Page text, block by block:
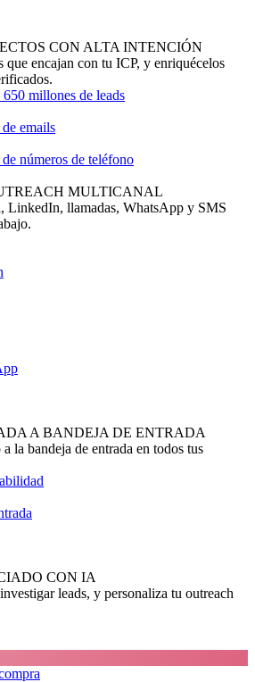
CON ALTA INTENCIÓN
que encajan con tu ICP, y enriquécelos
650 millones de leads
emails
números de teléfono
MULTICANAL
LinkedIn, llamadas, WhatsApp y SMS
A BANDEJA DE ENTRADA
la bandeja de entrada en todos tus
CON IA
leads, y personaliza tu outreach